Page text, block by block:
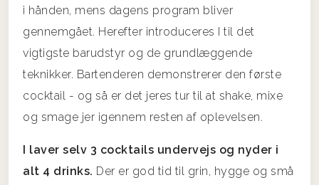
i hånden, mens dagens program bliver
gennemgået. Herefter introduceres I til det
vigtigste barudstyr og de grundlæggende
teknikker. Bartenderen demonstrerer den første
cocktail - og så er det jeres tur til at shake, mixe
og smage jer igennem resten af oplevelsen.
I laver selv 3 cocktails undervejs og nyder i
alt 4 drinks. Der er god tid til grin, hygge og små